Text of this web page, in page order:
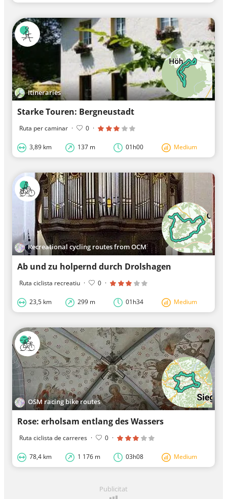
Itineraries
Starke Touren: Bergneustadt
Ruta per caminar · 0 ·
3,89 km 137 m 01h00 Medium
Recreational cycling routes from OCM
Ab und zu holpernd durch Drolshagen
Ruta ciclista recreatiu · 0 ·
23,5 km 299 m 01h34 Medium
OSM racing bike routes
Rose: erholsam entlang des Wassers
Ruta ciclista de carreres · 0 ·
78,4 km 1 176 m 03h08 Medium
Publicitat